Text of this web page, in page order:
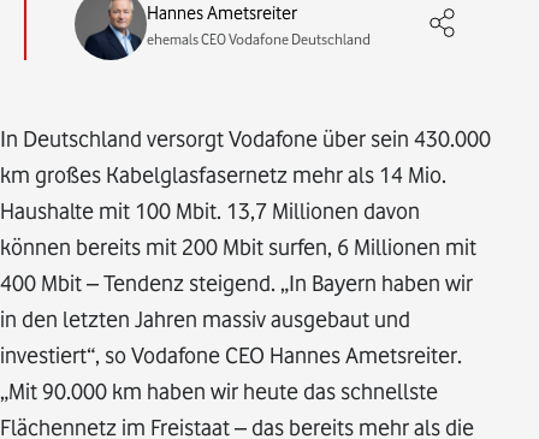
Hannes Ametsreiter
ehemals CEO Vodafone Deutschland
In Deutschland versorgt Vodafone über sein 430.000
km großes Kabelglasfasernetz mehr als 14 Mio.
Haushalte mit 100 Mbit. 13,7 Millionen davon
können bereits mit 200 Mbit surfen, 6 Millionen mit
400 Mbit – Tendenz steigend. „In Bayern haben wir
in den letzten Jahren massiv ausgebaut und
investiert“, so Vodafone CEO Hannes Ametsreiter.
„Mit 90.000 km haben wir heute das schnellste
Flächennetz im Freistaat – das bereits mehr als die